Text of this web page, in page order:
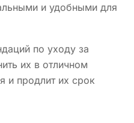
и удобными для
по уходу за
их в отличном
и продлит их срок